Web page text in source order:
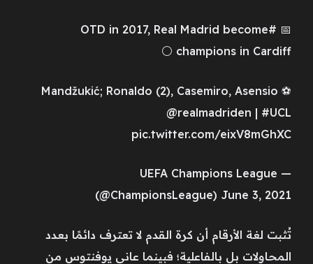
📅 #OTD in 2017, Real Madrid become
champions in Cardiff ⚪️
⚽️ Mandžukić; Ronaldo (2), Casemiro, Asensio
@realmadriden | #UCL
pic.twitter.com/eixV8mGhXC
— UEFA Champions League
(@ChampionsLeague) June 3, 2021
تُثبت لغة الأرقام أن كرة القدم لا تعترف دائمًا بعدد
المحاولات بل بالفاعلية؛ فبينما عانى يوفنتوس من